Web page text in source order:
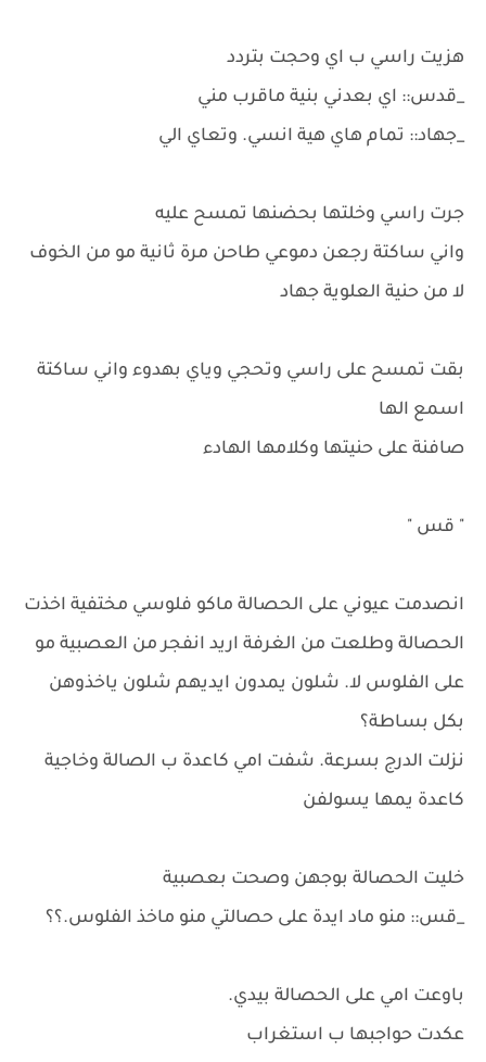
هزيت راسي ب اي وحجت بتردد
_قدس:: اي بعدني بنية ماقرب مني
_جهاد:: تمام هاي هية انسي. وتعاي الي
جرت راسي وخلتها بحضنها تمسح عليه
واني ساكتة رجعن دموعي طاحن مرة ثانية مو من الخوف
لا من حنية العلوية جهاد
بقت تمسح على راسي وتحجي وياي بهدوء واني ساكتة
اسمع الها
صافنة على حنيتها وكلامها الهادء
" قس "
انصدمت عيوني على الحصالة ماكو فلوسي مختفية اخذت
الحصالة وطلعت من الغرفة اريد انفجر من العصبية مو
على الفلوس لا. شلون يمدون ايديهم شلون ياخذوهن
بكل بساطة؟
نزلت الدرج بسرعة. شفت امي كاعدة ب الصالة وخاجية
كاعدة يمها يسولفن
خليت الحصالة بوجهن وصحت بعصبية
_قس:: منو ماد ايدة على حصالتي منو ماخذ الفلوس.؟؟
باوعت امي على الحصالة بيدي.
عكدت حواجبها ب استغراب